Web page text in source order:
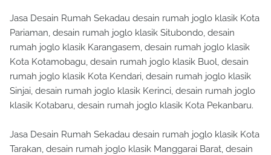
Jasa Desain Rumah Sekadau desain rumah joglo klasik Kota
Pariaman, desain rumah joglo klasik Situbondo, desain
rumah joglo klasik Karangasem, desain rumah joglo klasik
Kota Kotamobagu, desain rumah joglo klasik Buol, desain
rumah joglo klasik Kota Kendari, desain rumah joglo klasik
Sinjai, desain rumah joglo klasik Kerinci, desain rumah joglo
klasik Kotabaru, desain rumah joglo klasik Kota Pekanbaru.
Jasa Desain Rumah Sekadau desain rumah joglo klasik Kota
Tarakan, desain rumah joglo klasik Manggarai Barat, desain